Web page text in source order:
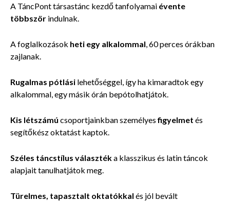
A TáncPont társastánc kezdő tanfolyamai évente
többször indulnak.
A foglalkozások heti egy alkalommal, 60 perces órákban
zajlanak.
Rugalmas pótlási lehetőséggel, így ha kimaradtok egy
alkalommal, egy másik órán bepótolhatjátok.
Kis létszámú csoportjainkban személyesfigyelmet és
segítőkész oktatást kaptok.
Széles táncstílus választéka klasszikus és latin táncok
alapjait tanulhatjátok meg.
Türelmes, tapasztalt oktatókkal és jól bevált